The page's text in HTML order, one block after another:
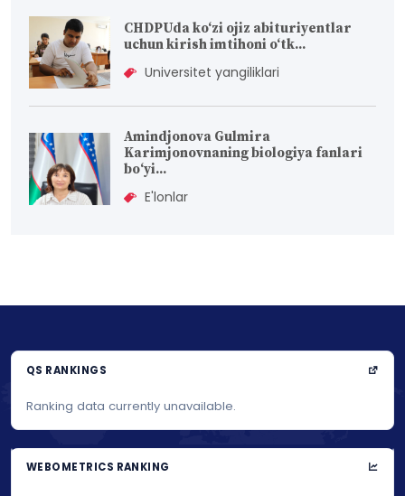
CHDPUda ko‘zi ojiz abituriyentlar
uchun kirish imtihoni o‘tk...
Universitet yangiliklari
Amindjonova Gulmira
Karimjonovnaning biologiya fanlari
bо‘yi...
E'lonlar
QS RANKINGS
Ranking data currently unavailable.
WEBOMETRICS RANKING